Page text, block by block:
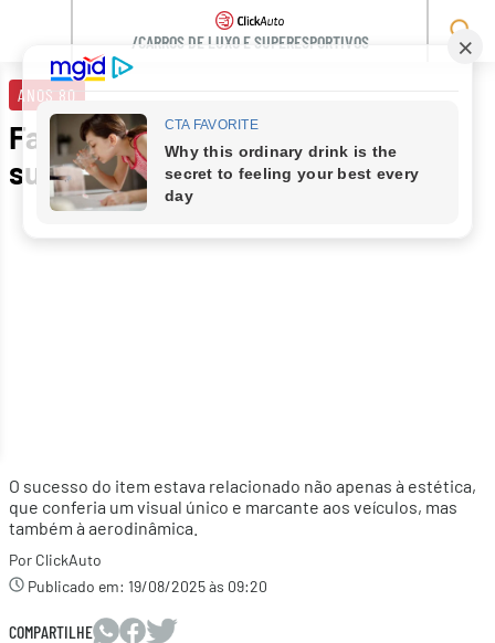
to
content
/CARROS DE LUXO E SUPERESPORTIVOS
ANOS 80
Faróis escamoteáveis: por que
sumiram dos carros?
O sucesso do item estava relacionado não apenas à estética,
que conferia um visual único e marcante aos veículos, mas
também à aerodinâmica.
Por ClickAuto
Publicado em: 19/08/2025 às 09:20
COMPARTILHE